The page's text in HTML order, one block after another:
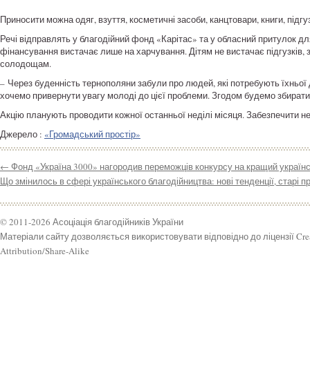
Приносити можна одяг, взуття, косметичні засоби, канцтовари, книги,
Речі відправлять у благодійний фонд «Карітас» та у обласний притулок
фінансування вистачає лише на харчування. Дітям не вистачає підгузків,
солодощам.
– Через буденність тернополяни забули про людей, які потребують
хочемо привернути увагу молоді до цієї проблеми. Згодом будемо
Акцію планують проводити кожної останньої неділі місяця. Забезпечити
Джерело : «Громадський простір»
← Фонд «Україна 3000» нагородив переможців конкурсу на кращий
Що змінилось в сфері українського благодійництва: нові тенденції, старі
© 2011-2026 Асоціація благодійників України
Матеріали сайту дозволяється використовувати відповідно до ліцензії
Attribution/Share-Alike